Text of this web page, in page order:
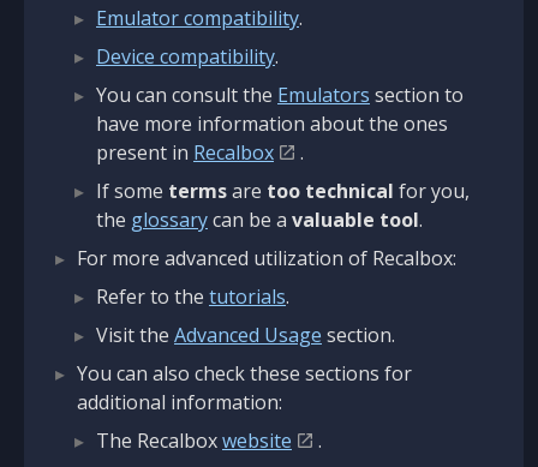
Emulator compatibility.
Device compatibility.
You can consult the Emulators section to
have more information about the ones
present in Recalbox
.
If some termsare too technical for you,
the glossarycan be a valuable tool.
For more advanced utilization of Recalbox:
Refer to the tutorials.
Visit the Advanced Usage section.
You can also check these sections for
additional information:
The Recalboxwebsite
.